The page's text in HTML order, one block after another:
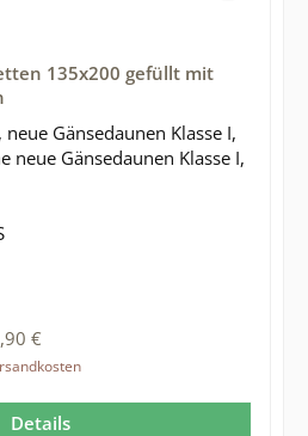
gefüllt mit
Gänsedaunen Klasse I,
neue Gänsedaunen Klasse I,
€
Details